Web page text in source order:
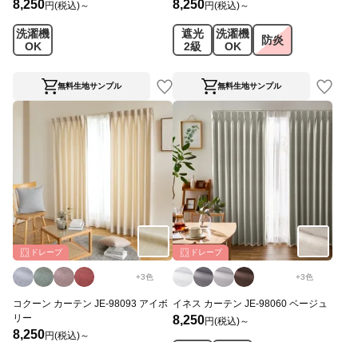
8,250円(税込)～
洗濯機
OK
無料生地サンプル
8,250円(税込)～
遮光
2級
洗濯機
OK
防炎
無料生地サンプル
ドレープ
+3色
コクーン カーテン JE-98093 アイボ
リー
8,250円(税込)～
ドレープ
+3色
イネス カーテン JE-98060 ベージュ
8,250円(税込)～